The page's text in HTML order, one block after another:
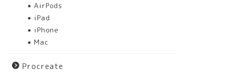
AirPods
iPad
iPhone
Mac
Procreate